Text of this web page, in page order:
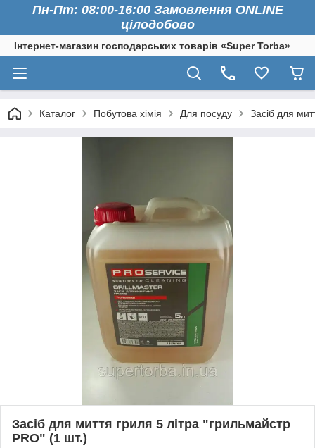
Пн-Пт: 08:00-16:00 Замовлення ONLINE
цілодобово
Інтернет-магазин господарських товарів «Super Torba»
Каталог Побутова хімія Для посуду Засіб для
Засіб для миття гриля 5 літра "грильмайстр
PRO" (1 шт.)